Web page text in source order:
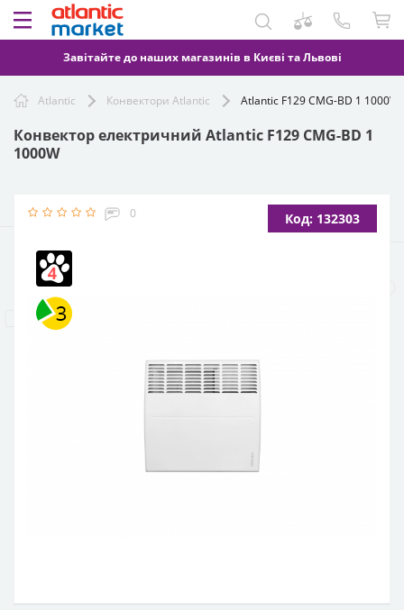
Завітайте до наших магазинів в Києві та Львові
Atlantic Конвектори Atlantic Atlantic F129 CMG-BD 1 1000W
Конвектор електричний Atlantic F129 CMG-BD 1
1000W
0 Код: 132303